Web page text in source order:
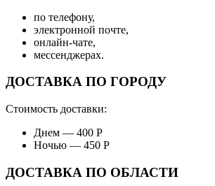
по телефону,
электронной почте,
онлайн-чате,
мессенджерах.
ДОСТАВКА ПО ГОРОДУ
Стоимость доставки:
Днем — 400 Р
Ночью — 450 Р
ДОСТАВКА ПО ОБЛАСТИ